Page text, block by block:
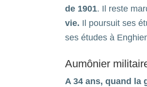
de 1901. Il reste
vie. Il poursuit ses
ses études à
Aumônier
A 34 ans, quand la